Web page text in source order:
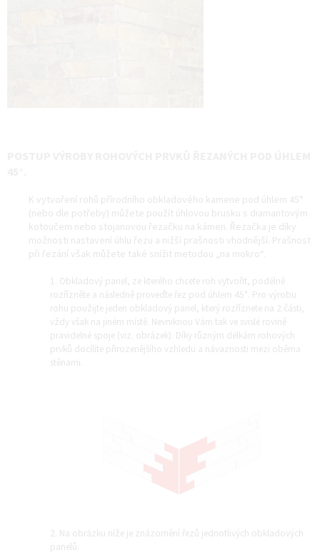
K vytvoření rohů přírodního obkladového kamene pod úhlem 45°
(nebo dle potřeby) můžete použít úhlovou brusku s diamantovým
kotoučem nebo stojanovou řezačku na kámen. Řezačka je díky
možnosti nastavení úhlu řezu a nižší prašnosti vhodnější. Prašnost
při řezání však můžete také snížit metodou „na mokro“.
1. Obkladový panel, ze kterého chcete roh vytvořit, podélně
rozřízněte a následně proveďte řez pod úhlem 45°. Pro výrobu
rohu použijte jeden obkladový panel, který rozříznete na 2 části,
vždy však na jiném místě. Nevniknou Vám tak ve svislé rovině
pravidelné spoje (viz. obrázek). Díky různým délkám rohových
prvků docílíte přirozenějšího vzhledu a návaznosti mezi oběma
stěnami.
2. Na obrázku níže je znázornění řezů jednotlivých obkladových
panelů.